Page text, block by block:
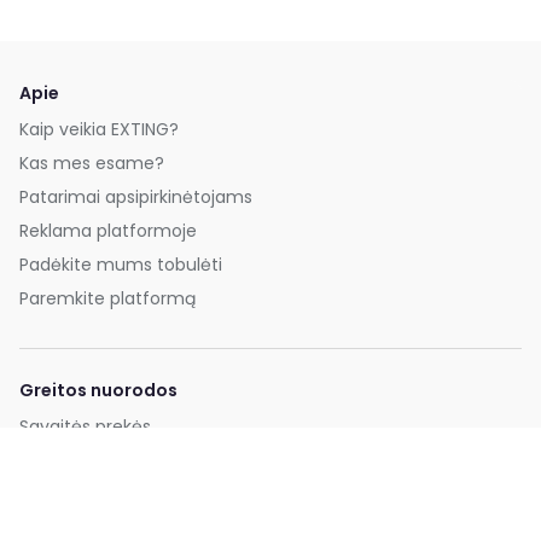
Apie
Kaip veikia EXTING?
Kas mes esame?
Patarimai apsipirkinėtojams
Reklama platformoje
Padėkite mums tobulėti
Paremkite platformą
Greitos nuorodos
Savaitės prekės